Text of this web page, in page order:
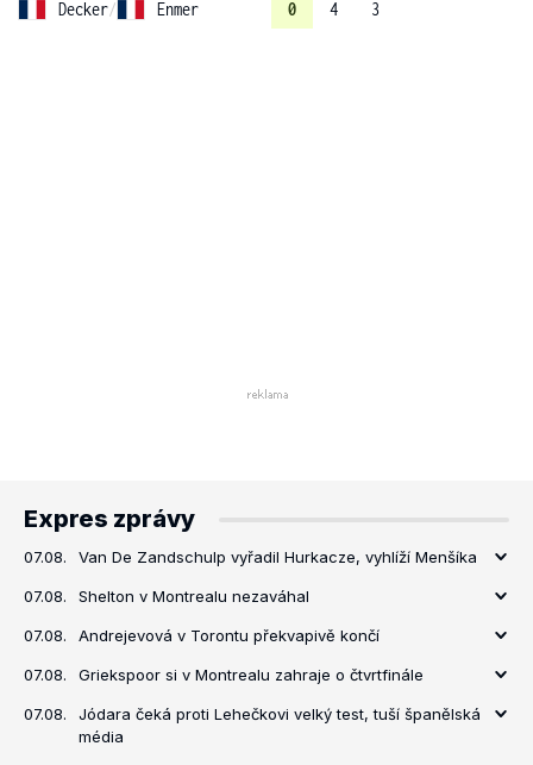
Decker/ Enmer
0
4
3
Expres zprávy
07.08. Van De Zandschulp vyřadil Hurkacze, vyhlíží Menšíka
07.08. Shelton v Montrealu nezaváhal
07.08. Andrejevová v Torontu překvapivě končí
07.08. Griekspoor si v Montrealu zahraje o čtvrtfinále
07.08.
Jódara čeká proti Lehečkovi velký test, tuší španělská
média